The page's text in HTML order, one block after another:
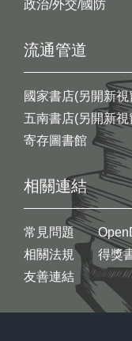
政治/外交/國防
流通管道
國家書店(另開新視
五南書店(另開新視
寄存圖書館
相關連結
常見問題
相關法規
友善連結
得獎